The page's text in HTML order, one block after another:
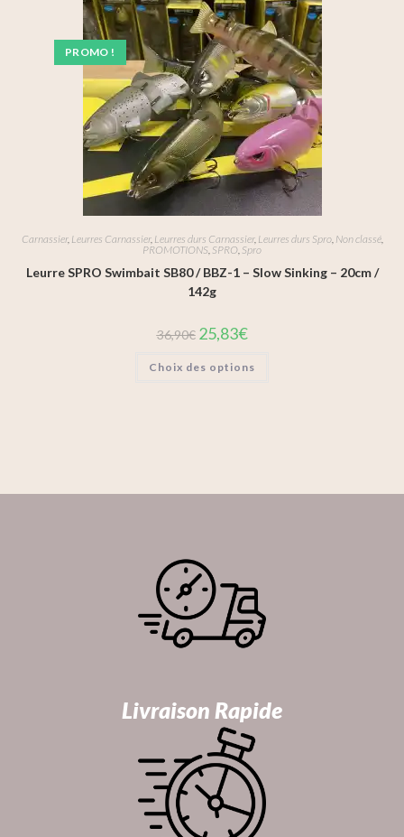
PROMO !
Carnassier, Leurres Carnassier, Leurres durs Carnassier, Leurres durs Spro, Non classé,
PROMOTIONS, SPRO, Spro
Leurre SPRO Swimbait SB80 / BBZ-1 – Slow Sinking – 20cm /
142g
36,90€ 25,83€
Choix des options
Livraison Rapide